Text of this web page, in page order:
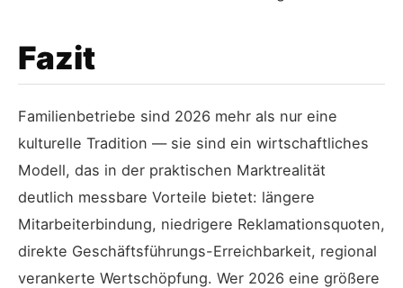
Fazit
Familienbetriebe sind 2026 mehr als nur eine
kulturelle Tradition — sie sind ein wirtschaftliches
Modell, das in der praktischen Marktrealität
deutlich messbare Vorteile bietet: längere
Mitarbeiterbindung, niedrigere Reklamationsquoten,
direkte Geschäftsführungs-Erreichbarkeit, regional
verankerte Wertschöpfung. Wer 2026 eine größere